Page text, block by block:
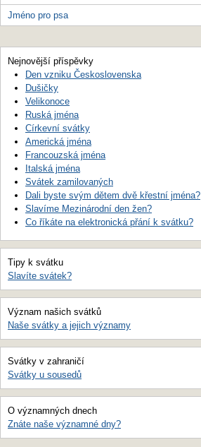
Jméno pro psa
Nejnovější příspěvky
Den vzniku Československa
Dušičky
Velikonoce
Ruská jména
Církevní svátky
Americká jména
Francouzská jména
Italská jména
Svátek zamilovaných
Dali byste svým dětem dvě křestní jména?
Slavíme Mezinárodní den žen?
Co říkáte na elektronická přání k svátku?
Tipy k svátku
Slavíte svátek?
Význam našich svátků
Naše svátky a jejich významy
Svátky v zahraničí
Svátky u sousedů
O významných dnech
Znáte naše významné dny?